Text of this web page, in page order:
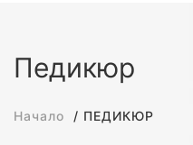
Педикюр
Начало ПЕДИКЮР